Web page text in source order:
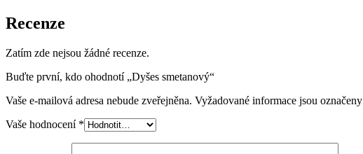
Recenze
Zatím zde nejsou žádné recenze.
Buďte první, kdo ohodnotí „Dyšes smetanový“
Vaše e-mailová adresa nebude zveřejněna. Vyžadované informace jsou označeny
Vaše hodnocení *